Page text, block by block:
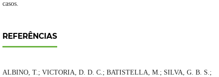
casos.
REFERÊNCIAS
ALBINO, T.; VICTORIA, D. D. C.; BATISTELLA, M.; SILVA, G. B. S.;